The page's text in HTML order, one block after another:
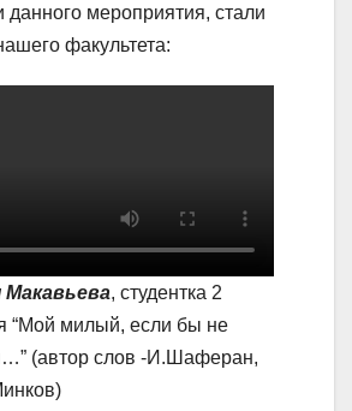
данного мероприятия, стали
факультета:
, студентка 2
“Мой милый, если бы не
(автор слов -И.Шаферан,